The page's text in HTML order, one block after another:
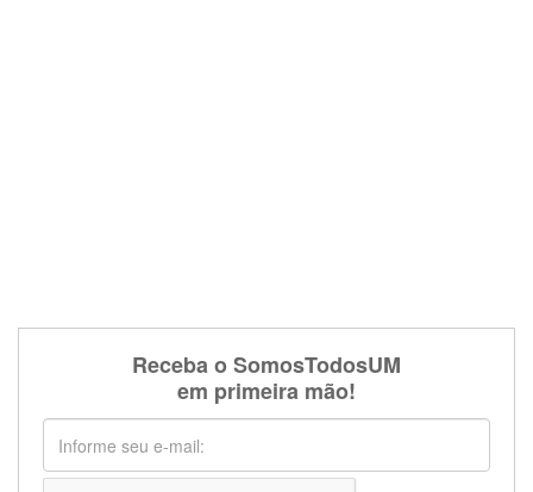
Receba o SomosTodosUM
em primeira mão!